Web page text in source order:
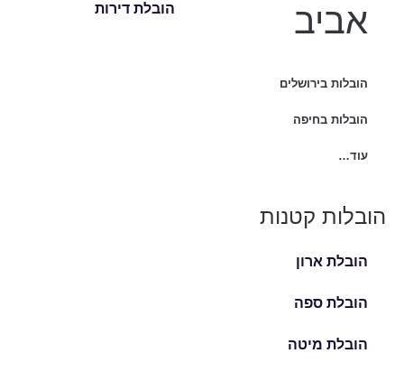
אביב
הובלות בירושלים
הובלות בחיפה
עוד…
הובלת דירות
הובלות קטנות
הובלת ארון
הובלת ספה
הובלת מיטה